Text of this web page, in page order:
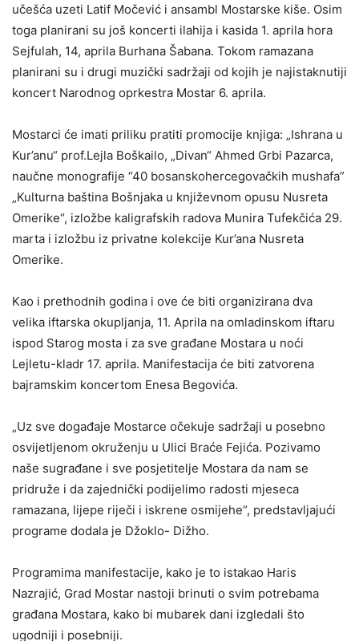
učešća uzeti Latif Močević i ansambl Mostarske kiše. Osim
toga planirani su još koncerti ilahija i kasida 1. aprila hora
Sejfulah, 14, aprila Burhana Šabana. Tokom ramazana
planirani su i drugi muzički sadržaji od kojih je najistaknutiji
koncert Narodnog oprkestra Mostar 6. aprila.
Mostarci će imati priliku pratiti promocije knjiga: „Ishrana u
Kur’anu“ prof.Lejla Boškailo, „Divan“ Ahmed Grbi Pazarca,
naučne monografije “40 bosanskohercegovačkih mushafa”
„Kulturna baština Bošnjaka u književnom opusu Nusreta
Omerike“, izložbe kaligrafskih radova Munira Tufekčića 29.
marta i izložbu iz privatne kolekcije Kur’ana Nusreta
Omerike.
Kao i prethodnih godina i ove će biti organizirana dva
velika iftarska okupljanja, 11. Aprila na omladinskom iftaru
ispod Starog mosta i za sve građane Mostara u noći
Lejletu-kladr 17. aprila. Manifestacija će biti zatvorena
bajramskim koncertom Enesa Begovića.
„Uz sve događaje Mostarce očekuje sadržaji u posebno
osvijetljenom okruženju u Ulici Braće Fejića. Pozivamo
naše sugrađane i sve posjetitelje Mostara da nam se
pridruže i da zajednički podijelimo radosti mjeseca
ramazana, lijepe riječi i iskrene osmijehe“, predstavljajući
programe dodala je Džoklo- Dižho.
Programima manifestacije, kako je to istakao Haris
Nazrajić, Grad Mostar nastoji brinuti o svim potrebama
građana Mostara, kako bi mubarek dani izgledali što
ugodniji i posebniji.